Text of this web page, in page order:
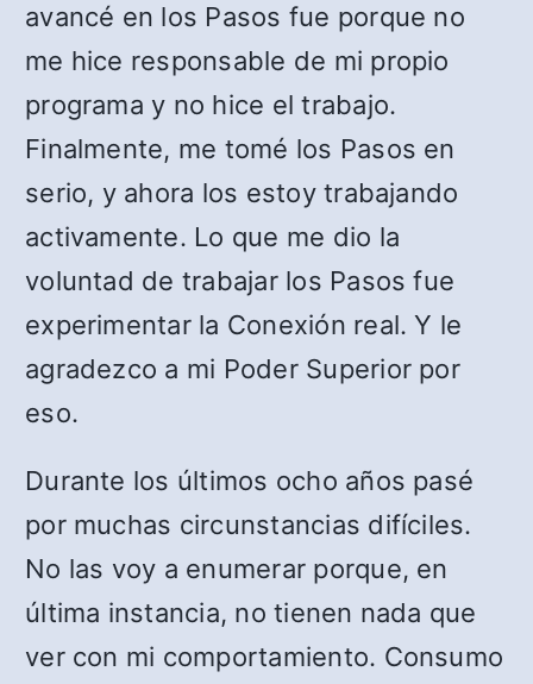
avancé en los Pasos fue porque no
me hice responsable de mi propio
programa y no hice el trabajo.
Finalmente, me tomé los Pasos en
serio, y ahora los estoy trabajando
activamente. Lo que me dio la
voluntad de trabajar los Pasos fue
experimentar la Conexión real. Y le
agradezco a mi Poder Superior por
eso.
Durante los últimos ocho años pasé
por muchas circunstancias difíciles.
No las voy a enumerar porque, en
última instancia, no tienen nada que
ver con mi comportamiento. Consumo